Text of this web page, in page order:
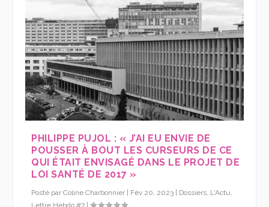
PHILIPPE PUJOL : « J’AI EU ENVIE DE
POUSSER À BOUT LES CURSEURS DE CE
QUI ÉTAIT ENVISAGÉ DANS LE PROJET DE
LOI SANTÉ DE 2017 »
Posté parColine Charbonnier Fév 20, 2023 Dossiers, L'Actu,
Lettre Hebdo #7 |